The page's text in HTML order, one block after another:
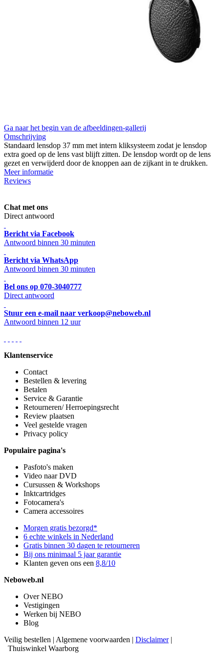
Ga naar het begin van de afbeeldingen-gallerij
Omschrijving
Standaard lensdop 37 mm met intern kliksysteem zodat je lensdop
extra goed op de lens vast blijft zitten. De lensdop wordt op de lens
gezet en verwijderd door de knoppen aan de zijkant in te drukken.
Meer informatie
Reviews
Chat met ons
Direct antwoord
Bericht via Facebook
Antwoord binnen 30 minuten
Bericht via WhatsApp
Antwoord binnen 30 minuten
Bel ons op 070-3040777
Direct antwoord
Stuur een e-mail naar verkoop@neboweb.nl
Antwoord binnen 12 uur
Klantenservice
Contact
Bestellen & levering
Betalen
Service & Garantie
Retourneren/ Herroepingsrecht
Review plaatsen
Veel gestelde vragen
Privacy policy
Populaire pagina's
Pasfoto's maken
Video naar DVD
Cursussen & Workshops
Inktcartridges
Fotocamera's
Camera accessoires
Morgen gratis bezorgd*
6 echte winkels in Nederland
Gratis binnen 30 dagen te retourneren
Bij ons minimaal 5 jaar garantie
Klanten geven ons een 8,8/10
Neboweb.nl
Over NEBO
Vestigingen
Werken bij NEBO
Blog
Veilig bestellen | Algemene voorwaarden | Disclaimer|
Thuiswinkel Waarborg